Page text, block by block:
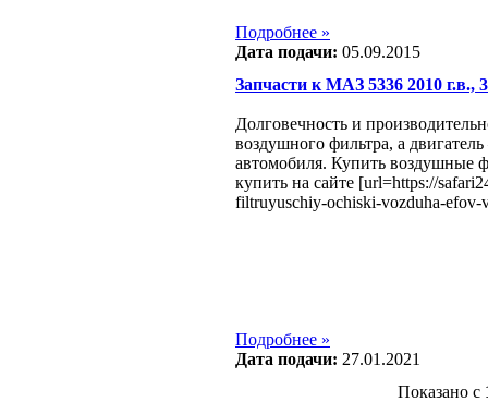
Подробнее »
Дата подачи: 05.09.2015
Запчасти к МАЗ 5336 2010 г.в.,
Долговечность и
воздушного фильтра, а
автомобиля. Купить воздушные
купить на сайте [url=https://
filtruyuschiy-ochiski-vozduha-efov-
Подробнее »
Дата подачи: 27.01.2021
Показано с